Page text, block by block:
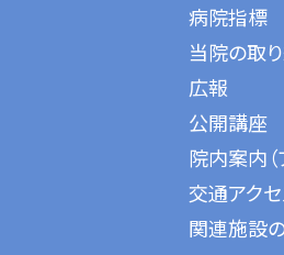
病院指標
当院の取
広報
公開講座
院内案内（
交通アク
関連施設